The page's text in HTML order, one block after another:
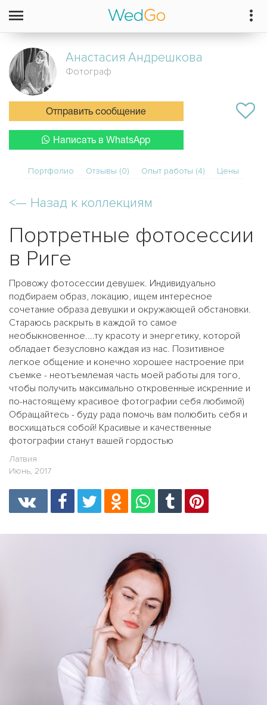
Анастасия Андрешкова
Фотограф
Отправить сообщение
Написать в WhatsApp
Портфолио Отзывы (0) Опыт работы (4) Цены
<— Назад к коллекциям
Портретные фотосессии
в Риге
Провожу фотосессии девушек. Индивидуально
подбираем образ, локацию, ищем интересное
сочетание образа девушки и окружающей обстановки.
Стараюсь раскрыть в каждой то самое
необыкновенное....ту красоту и энергетику, которой
обладает безусловно каждая из нас. Позитивное
легкое общение и конечно хорошее настроение при
съемке - неотъемлемая часть моей работы для того,
чтобы получить максимально откровенные искренние и
по-настоящему красивое фотографии себя любимой)
Обращайтесь - буду рада помочь вам полюбить себя и
восхищаться собой! Красивые и качественные
фотографии станут вашей гордостью
Латвия
Июнь, 2017